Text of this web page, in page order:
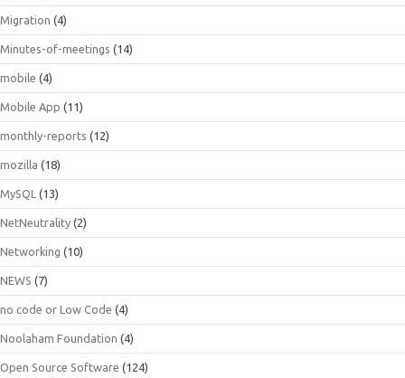
Migration (4)
Minutes-of-meetings (14)
mobile (4)
Mobile App (11)
monthly-reports (12)
mozilla (18)
MySQL (13)
NetNeutrality (2)
Networking (10)
NEWS (7)
no code or Low Code (4)
Noolaham Foundation (4)
Open Source Software (124)